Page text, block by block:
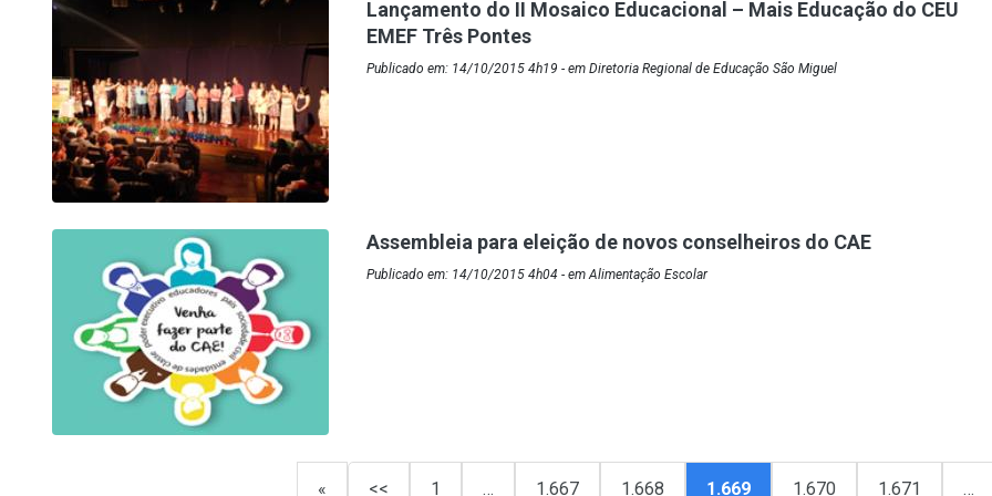
Lançamento do II Mosaico Educacional – Mais Educação do CEU
EMEF Três Pontes
Publicado em: 14/10/2015 4h19 - em Diretoria Regional de Educação São Miguel
Assembleia para eleição de novos conselheiros do CAE
Publicado em: 14/10/2015 4h04 - em Alimentação Escolar
« << 1 … 1.667 1.668 1.669 1.670 1.671 …